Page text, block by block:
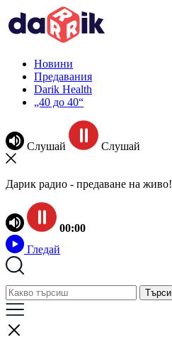
Новини
Предавания
Darik Health
„40 до 40“
Слушай Слушай
Дарик радио - предаване на живо!
00:00
Гледай